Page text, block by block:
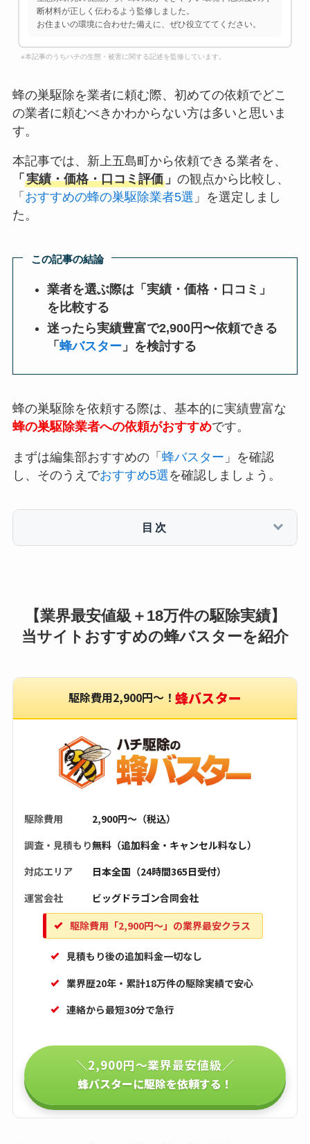
断材料が正しく伝わるよう監修しました。
お住まいの環境に合わせた備えに、ぜひ役立ててください。
※本記事のうちハチの生態・被害に関する記述を監修しています。
蜂の巣駆除を業者に頼む際、初めての依頼でどこ
の業者に頼むべきかわからない方は多いと思いま
す。
本記事では、新上五島町から依頼できる業者を、
「 実績・価格・口コミ評価」 の観点から比較し、
「 おすすめの蜂の巣駆除業者5選 」を選定しまし
た。
この記事の結論
業者を選ぶ際は「実績・価格・口コミ」
を比較する
迷ったら実績豊富で2,900円〜依頼できる
「蜂バスター 」を検討する
蜂の巣駆除を依頼する際は、基本的に実績豊富な
蜂の巣駆除業者への依頼がおすすめです。
まずは編集部おすすめの「 蜂バスター 」を確認
し、そのうえでおすすめ5選 を確認しましょう。
目次
【業界最安値級＋18万件の駆除実績】
当サイトおすすめの蜂バスターを紹介
駆除費用2,900円〜！ 蜂バスター
駆除費用
2,900円〜（税込）
調査・見積もり無料（追加料金・キャンセル料なし）
対応エリア
日本全国（24時間365日受付）
運営会社
ビッグドラゴン合同会社
駆除費用「2,900円〜」の業界最安クラス
見積もり後の追加料金一切なし
業界歴20年・累計18万件の駆除実績で安心
連絡から最短30分で急行
＼2,900円〜業界最安値級／
蜂バスターに駆除を依頼する！